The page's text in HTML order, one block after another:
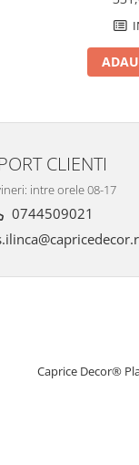
CLIENTI
intre orele 08-17
0744509021
Caprice Decor®